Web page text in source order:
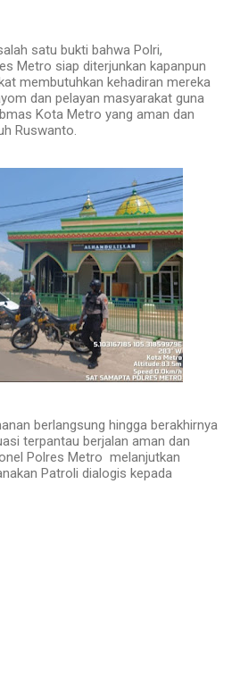
satu bukti bahwa Polri,
Metro siap diterjunkan kapanpun
membutuhkan kehadiran mereka
dan pelayan masyarakat guna
Kota Metro yang aman dan
Ruswanto.
berlangsung hingga berakhirnya
terpantau berjalan aman dan
Polres Metro melanjutkan
Patroli dialogis kepada